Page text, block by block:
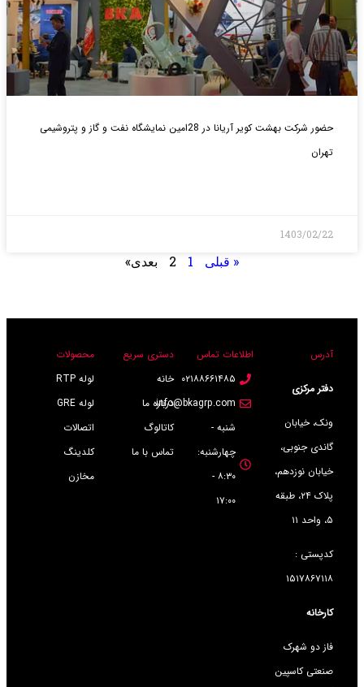
حضور شرکت بهشت کویر آریانا در 28امین نمایشگاه نفت و گاز و پتروشیمی
تهران
1403/02/22
« قبلی 1
2 بعدی»
آدرس
دفتر مرکزی
ونک، خیابان
گاندی جنوبی،
خیابان نوزدهم،
پلاک ۲۴، طبقه
۵، واحد ۱۱
کدپستی :
۱۵۱۷۸۶۷۱۱۸
کارخانه
فاز دو شهرک
صنعتی کاسپین
اطلاعات تماس
۰۲۱۸۸۶۶۱۴۸۵
info@bkagrp.com
شنبه -
چهارشنبه:
۸:۳۰ -
۱۷:۰۰
دستری سریع
خانه
درباره ما
کاتالوگ
تماس با ما
محصولات
لوله RTP
لوله GRE
اتصالات
کلدینگ
مخازن